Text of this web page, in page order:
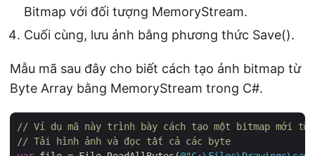
Bitmap với đối tượng MemoryStream.
Cuối cùng, lưu ảnh bằng phương thức Save().
Mẫu mã sau đây cho biết cách tạo ảnh bitmap từ
Byte Array bằng MemoryStream trong C#.
// Ví dụ mã này trình bày cách tạo một bitmap mới từ
// Tải hình ảnh và đọc tất cả các byte